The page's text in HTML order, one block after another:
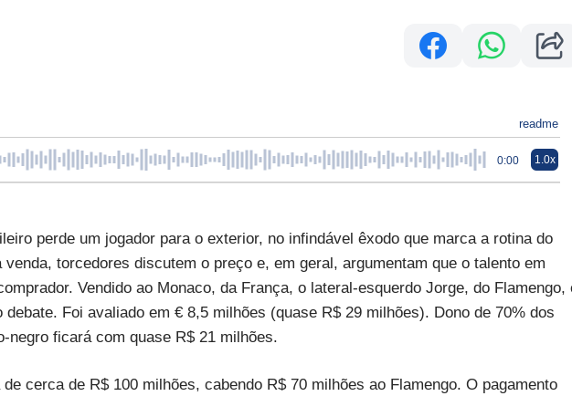
readme
0:00 1.0x
perde um jogador para o exterior, no infindável êxodo que marca a rotina do
torcedores discutem o preço e, em geral, argumentam que o talento em
Vendido ao Monaco, da França, o lateral-esquerdo Jorge, do Flamengo,
Foi avaliado em € 8,5 milhões (quase R$ 29 milhões). Dono de 70% dos
negro ficará com quase R$ 21 milhões.
cerca de R$ 100 milhões, cabendo R$ 70 milhões ao Flamengo. O pagamento